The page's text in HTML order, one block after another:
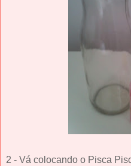
2 - Vá colocando o Pisca